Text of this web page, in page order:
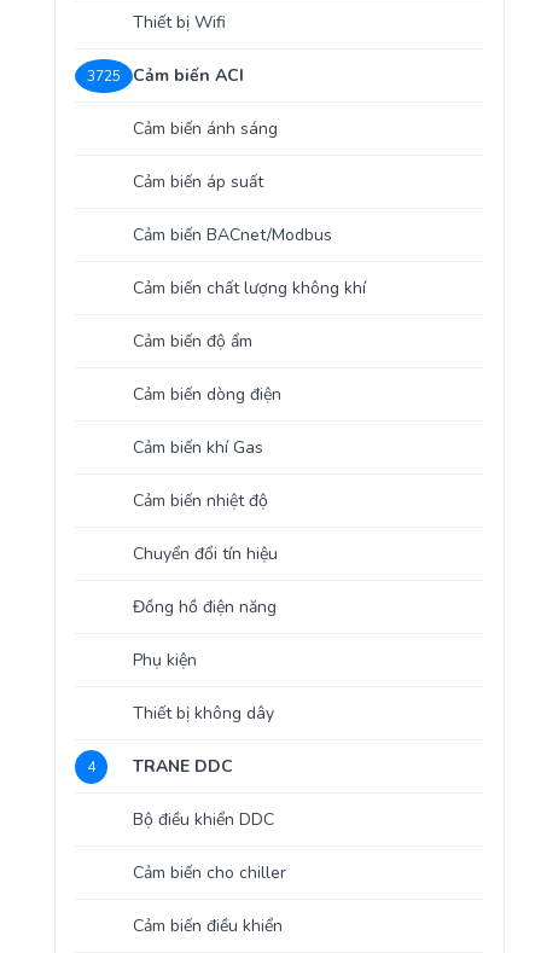
Thiết bị Wifi
3725 Cảm biến ACI
Cảm biến ánh sáng
Cảm biến áp suất
Cảm biến BACnet/Modbus
Cảm biến chất lượng không khí
Cảm biến độ ẩm
Cảm biến dòng điện
Cảm biến khí Gas
Cảm biến nhiệt độ
Chuyển đổi tín hiệu
Đồng hồ điện năng
Phụ kiện
Thiết bị không dây
4 TRANE DDC
Bộ điều khiển DDC
Cảm biến cho chiller
Cảm biến điều khiển